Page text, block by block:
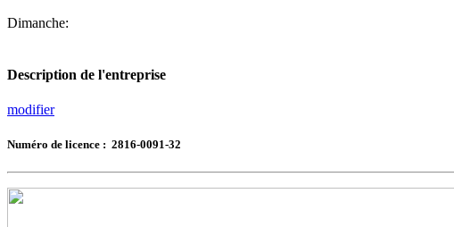
Dimanche:
Description de l'entreprise
modifier
Numéro de licence : 2816-0091-32